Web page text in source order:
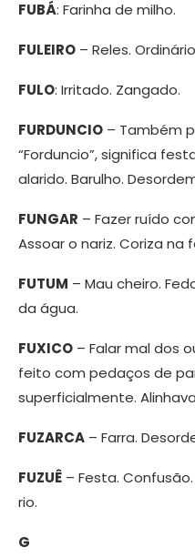
FUBÁ: Farinha de milho.
FULEIRO – Reles.
FULO: Irritado. Zangado.
FURDUNCIO – Também
“Forduncio”, significa
alarido. Barulho.
FUNGAR – Fazer ruído
Assoar o nariz. Coriza na
FUTUM – Mau cheiro.
da água.
FUXICO – Falar mal dos
feito com pedaços de
superficialmente.
FUZARCA – Farra.
FUZUÊ – Festa.
rio.
G